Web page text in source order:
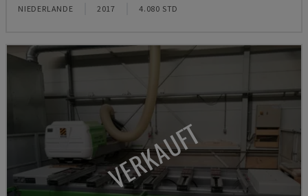
NIEDERLANDE 2017 4.080 STD
VERKAUFT